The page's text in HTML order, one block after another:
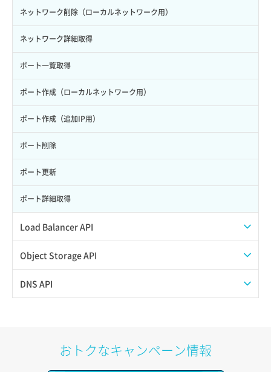
自動バックアップ無効化
サーバーメタデータ更新（ネームタグ変更）
サーバー一覧取得
サーバー作成
サーバー再構築（OS再インストール）
サーバー利用状況グラフ（CPU）
サーバー利用状況グラフ（ディスクIO）
サーバー利用状況グラフ（トラフィック）
サーバー削除
サーバー操作（起動/停止/再起動/強制停止）
サーバー設定切替
ポートデタッチ
ネットワーク削除（ローカルネットワーク用）
ネットワーク詳細取得
ポート一覧取得
ポート作成（ローカルネットワーク用）
ポート作成（追加IP用）
ポート削除
ポート更新
ポート詳細取得
Load Balancer API
プール一覧取得
プール作成
Object Storage API
Web公開
DNS API
おトクなキャンペーン情報